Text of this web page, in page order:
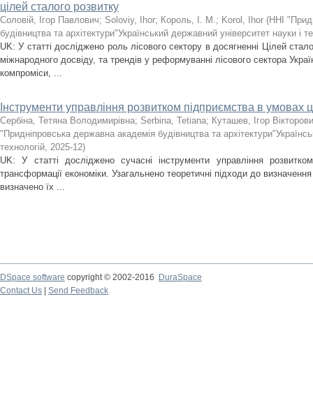
цілей сталого розвитку
Соловій, Ігор Павлович; Soloviy, Ihor; Король, І. М.; Korol, Ihor (ННІ
будівництва та архітектури"Український державний університет науки і
UK: У статті досліджено роль лісового сектору в досягненні Цілей
міжнародного досвіду, та трендів у реформуванні лісового сектора
компроміси, ...
Інструменти управління розвитком підприємства в умовах
Сербіна, Тетяна Володимирівна; Serbina, Tetiana; Куташев, Ігор
"Придніпровська державна академія будівництва та
технологій, 2025-12)
UK: У статті досліджено сучасні інструменти управління
трансформації економіки. Узагальнено теоретичні підходи до визначення
визначено їх ...
DSpace software copyright © 2002-2016
DuraSpace
Contact Us
Send Feedback